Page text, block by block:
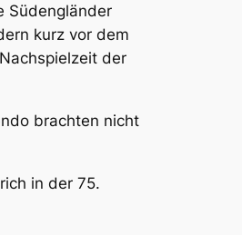
Südengländer
kurz vor dem
der
brachten nicht
in der 75.